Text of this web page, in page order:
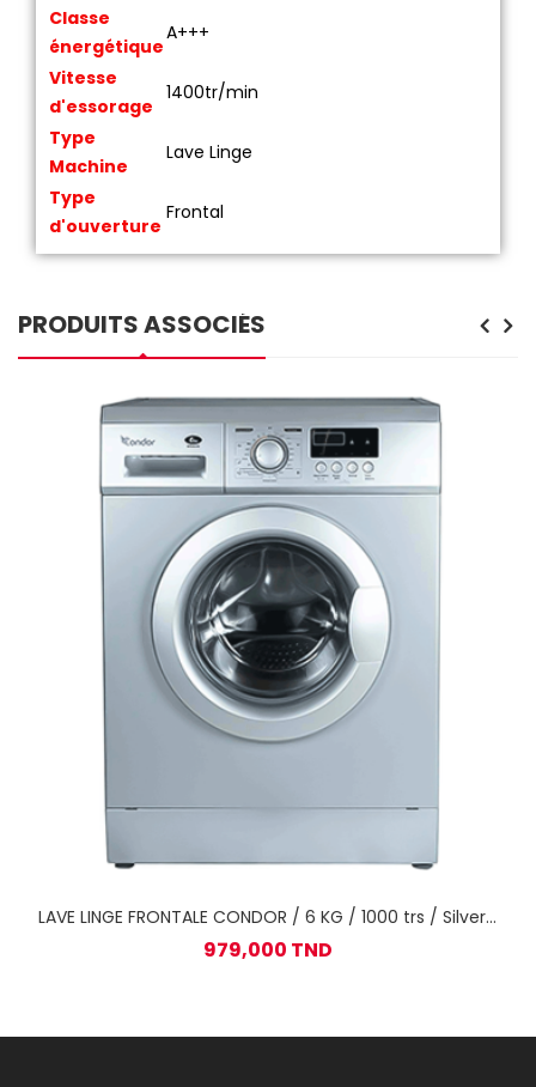
Classe
énergétique
A+++
Vitesse
d'essorage
1400tr/min
Type
Machine
Lave Linge
Type
d'ouverture
Frontal
PRODUITS ASSOCIÉS
LAVE LINGE FRONTALE CONDOR / 6 KG / 1000 trs / Silver /
WF6-A12G
979,000 TND